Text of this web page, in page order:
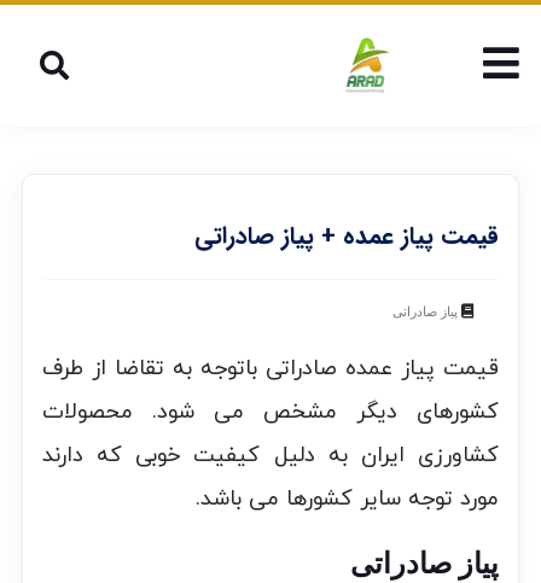
قیمت پیاز عمده + پیاز صادراتی
پیاز صادراتی
قیمت پیاز عمده صادراتی باتوجه به تقاضا از طرف
کشورهای دیگر مشخص می شود. محصولات
کشاورزی ایران به دلیل کیفیت خوبی که دارند
مورد توجه سایر کشورها می باشد.
پیاز صادراتی